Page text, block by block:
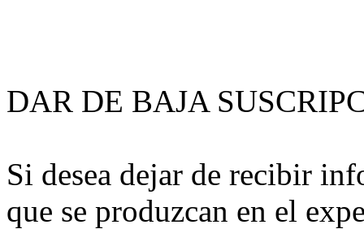
DAR DE BAJA
Si desea dejar de recibir
que se produzcan en el